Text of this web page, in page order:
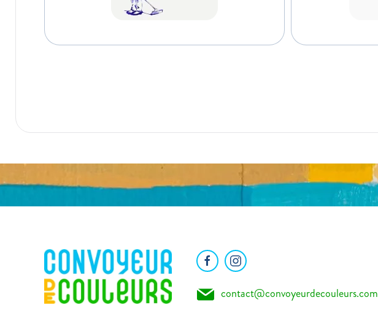
contact@convoyeurdecouleurs.com